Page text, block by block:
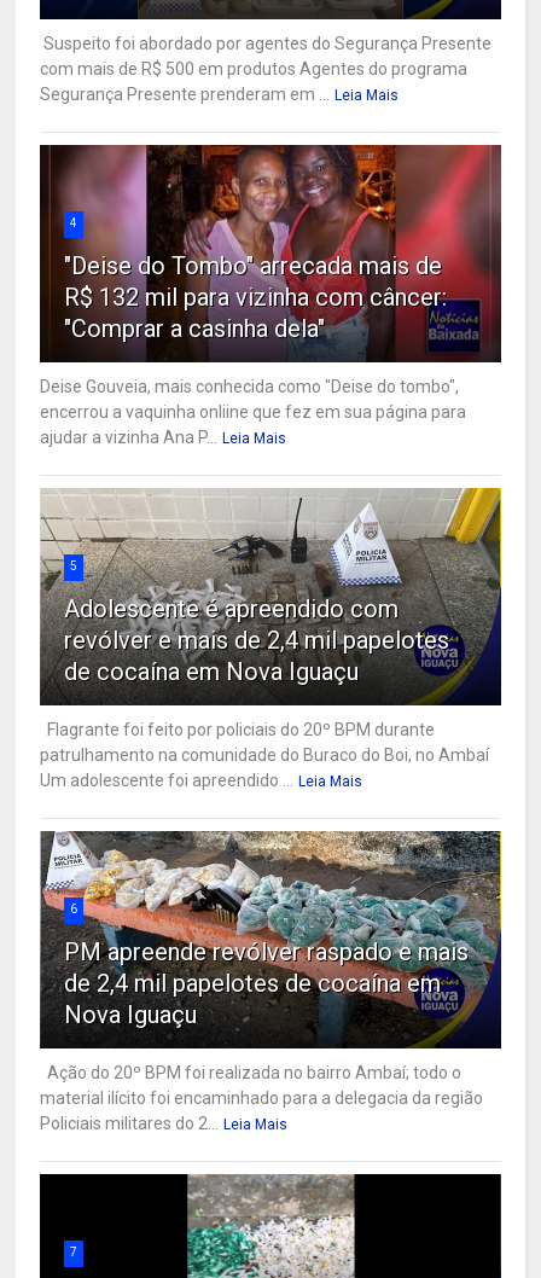
Suspeito foi abordado por agentes do Segurança Presente
com mais de R$ 500 em produtos Agentes do programa
Segurança Presente prenderam em ...
Leia Mais
4
"Deise do Tombo" arrecada mais de
R$ 132 mil para vizinha com câncer:
"Comprar a casinha dela"
Deise Gouveia, mais conhecida como "Deise do tombo",
encerrou a vaquinha onliine que fez em sua página para
ajudar a vizinha Ana P...
Leia Mais
5
Adolescente é apreendido com
revólver e mais de 2,4 mil papelotes
de cocaína em Nova Iguaçu
Flagrante foi feito por policiais do 20º BPM durante
patrulhamento na comunidade do Buraco do Boi, no Ambaí
Um adolescente foi apreendido ...
Leia Mais
6
PM apreende revólver raspado e mais
de 2,4 mil papelotes de cocaína em
Nova Iguaçu
Ação do 20º BPM foi realizada no bairro Ambaí; todo o
material ilícito foi encaminhado para a delegacia da região
Policiais militares do 2...
Leia Mais
7